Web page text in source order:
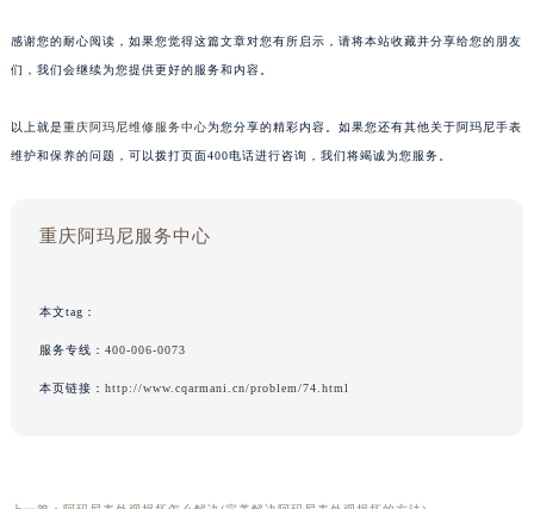
感谢您的耐心阅读，如果您觉得这篇文章对您有所启示，请将本站收藏并分享给您的朋友
们，我们会继续为您提供更好的服务和内容。
以上就是重庆阿玛尼维修服务中心为您分享的精彩内容。如果您还有其他关于阿玛尼手表
维护和保养的问题，可以拨打页面400电话进行咨询，我们将竭诚为您服务。
重庆阿玛尼服务中心
本文tag：
服务专线： 400-006-0073
本页链接： http://www.cqarmani.cn/problem/74.html